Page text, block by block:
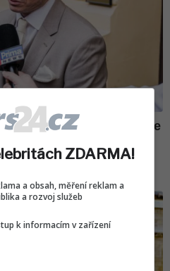
ZDARMA!
a obsah, měření reklam a
a rozvoj služeb
k informacím v zařízení